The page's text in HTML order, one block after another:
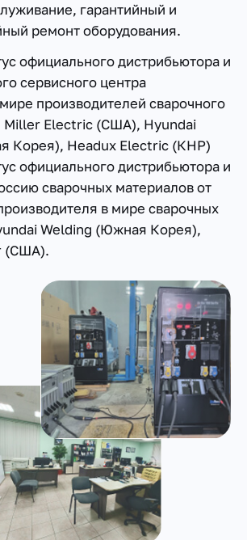
гарантийный и
ремонт оборудования.
официального дистрибьютора и
сервисного центра
производителей сварочного
Miller Electric (США), Hyundai
Корея), Headux Electric (КНР)
официального дистрибьютора и
сварочных материалов от
в мире сварочных
Welding (Южная Корея),
(США).